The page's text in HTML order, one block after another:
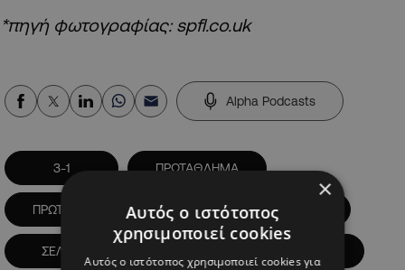
*πηγή φωτογραφίας: spfl.co.uk
Alpha Podcasts
3-1 ΠΡΩΤΑΘΛΗΜΑ
ΠΡΩΤΑΘΛΗΜΑ ΣΚΩΤΙΑΣ ΠΡΩΤΑΘΛΗΤΡΙΑ
ΣΕΛΤΙΚ
×
Αυτός ο ιστότοπος
χρησιμοποιεί cookies
Αυτός ο ιστότοπος χρησιμοποιεί cookies για